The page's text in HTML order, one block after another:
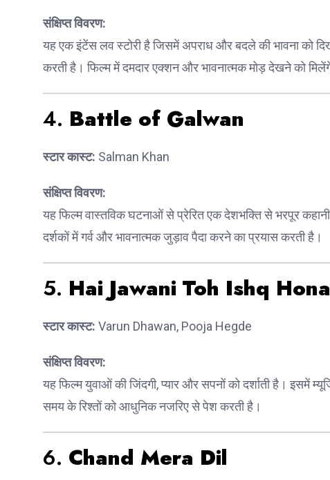
संक्षिप्त विवरण:
यह एक इंटेंस लव स्टोरी है जिसमें अपराध और बदले की भावना को
करती है। फिल्म में दमदार एक्शन और भावनात्मक मोड़ देखने को
4. Battle of Galwan
स्टार कास्ट: Salman Khan
संक्षिप्त विवरण:
यह फिल्म वास्तविक घटनाओं से प्रेरित एक देशभक्ति से भरपूर
दर्शकों में गर्व और भावनात्मक जुड़ाव पैदा करने का प्रयास करती है।
5. Hai Jawani Toh Ishq
स्टार कास्ट: Varun Dhawan, Pooja Hegde
संक्षिप्त विवरण:
यह फिल्म युवाओं की जिंदगी, प्यार और सपनों को दर्शाती है। इसमें
समय के रिश्तों को आधुनिक नजरिए से पेश करती है।
6. Chand Mera Dil